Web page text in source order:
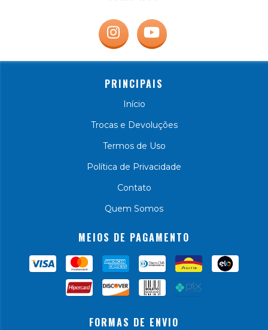
PRINCIPAIS
Início
Trocas e Devoluções
Termos de Uso
Política de Privacidade
Contato
Quem Somos
MEIOS DE PAGAMENTO
FORMAS DE ENVIO